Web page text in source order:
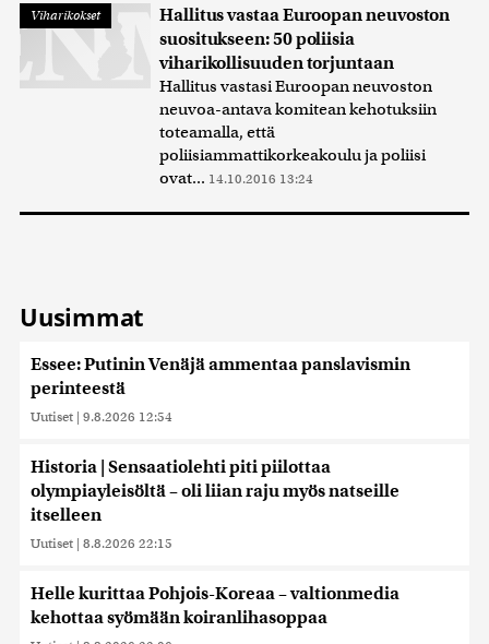
Viharikokset
Hallitus vastaa Euroopan neuvoston
suositukseen: 50 poliisia
viharikollisuuden torjuntaan
Hallitus vastasi Euroopan neuvoston
neuvoa-antava komitean kehotuksiin
toteamalla, että
poliisiammattikorkeakoulu ja poliisi
ovat... 14.10.2016 13:24
Uusimmat
Essee: Putinin Venäjä ammentaa panslavismin
perinteestä
Uutiset | 9.8.2026 12:54
Historia | Sensaatiolehti piti piilottaa
olympiayleisöltä – oli liian raju myös natseille
itselleen
Uutiset | 8.8.2026 22:15
Helle kurittaa Pohjois-Koreaa – valtionmedia
kehottaa syömään koiranlihasoppaa